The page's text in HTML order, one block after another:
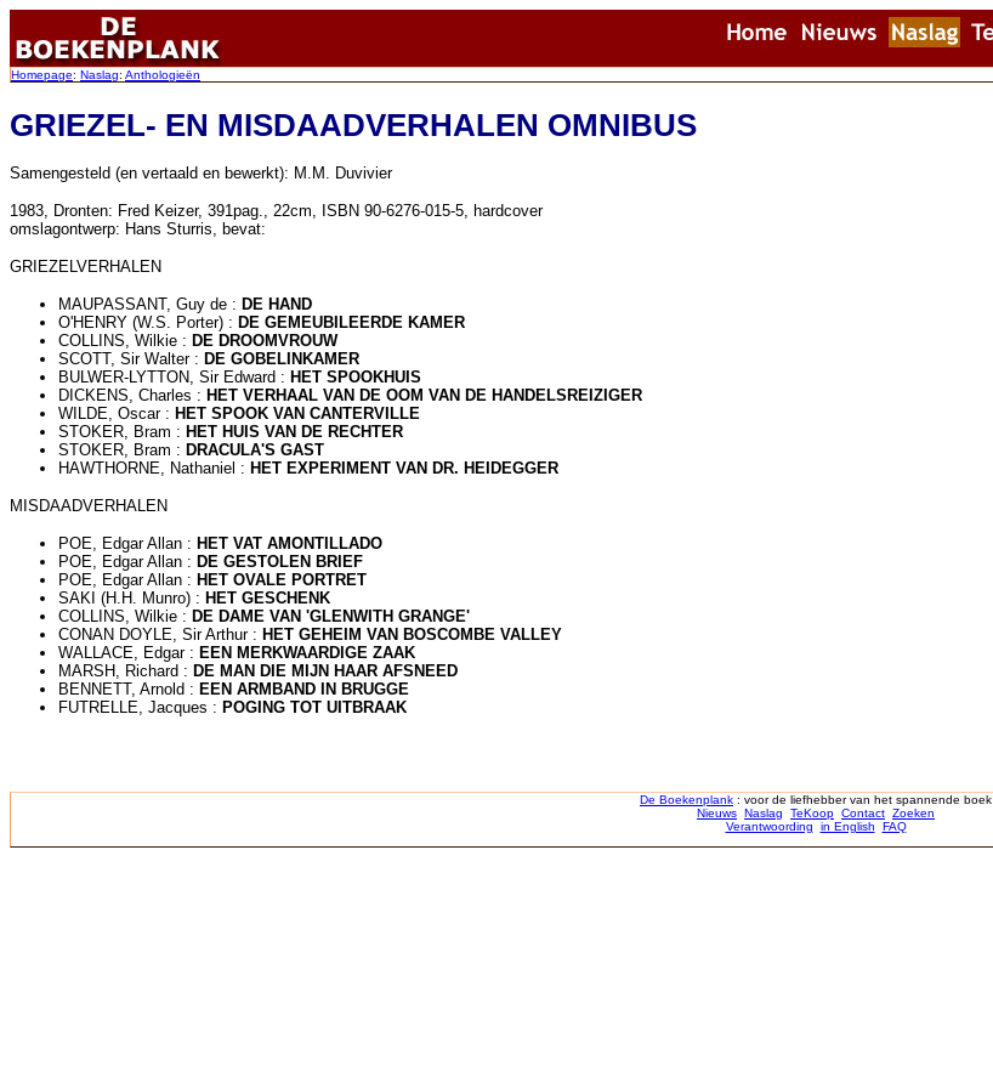
Homepage: Naslag: Anthologieën
GRIEZEL- EN MISDAADVERHALEN OMNIBUS
Samengesteld (en vertaald en bewerkt): M.M. Duvivier
1983, Dronten: Fred Keizer, 391pag., 22cm, ISBN 90-6276-015-5, hardcover
omslagontwerp: Hans Sturris, bevat:
GRIEZELVERHALEN
MAUPASSANT, Guy de : DE HAND
O'HENRY (W.S. Porter) : DE GEMEUBILEERDE KAMER
COLLINS, Wilkie : DE DROOMVROUW
SCOTT, Sir Walter : DE GOBELINKAMER
BULWER-LYTTON, Sir Edward : HET SPOOKHUIS
DICKENS, Charles : HET VERHAAL VAN DE OOM VAN DE HANDELSREIZIGER
WILDE, Oscar : HET SPOOK VAN CANTERVILLE
STOKER, Bram : HET HUIS VAN DE RECHTER
STOKER, Bram : DRACULA'S GAST
HAWTHORNE, Nathaniel : HET EXPERIMENT VAN DR. HEIDEGGER
MISDAADVERHALEN
POE, Edgar Allan : HET VAT AMONTILLADO
POE, Edgar Allan : DE GESTOLEN BRIEF
POE, Edgar Allan : HET OVALE PORTRET
SAKI (H.H. Munro) : HET GESCHENK
COLLINS, Wilkie : DE DAME VAN 'GLENWITH GRANGE'
CONAN DOYLE, Sir Arthur : HET GEHEIM VAN BOSCOMBE VALLEY
WALLACE, Edgar : EEN MERKWAARDIGE ZAAK
MARSH, Richard : DE MAN DIE MIJN HAAR AFSNEED
BENNETT, Arnold : EEN ARMBAND IN BRUGGE
FUTRELLE, Jacques : POGING TOT UITBRAAK
De Boekenplank : voor de liefhebber van het spannende boek
Nieuws Naslag TeKoop Contact Zoeken
Verantwoording
in English FAQ